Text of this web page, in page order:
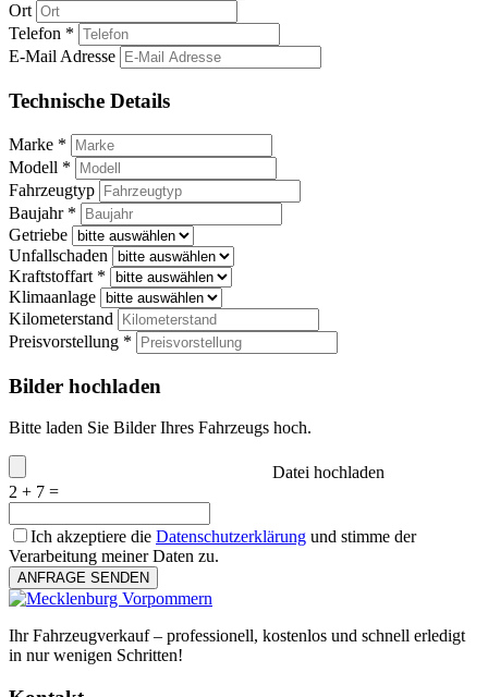
Ort
Telefon *
E-Mail Adresse
Technische Details
Marke *
Modell *
Fahrzeugtyp
Baujahr *
Getriebe
Unfallschaden
Kraftstoffart *
Klimaanlage
Kilometerstand
Preisvorstellung *
Bilder hochladen
Bitte laden Sie Bilder Ihres Fahrzeugs hoch.
Datei hochladen
2 + 7 =
Ich akzeptiere die Datenschutzerklärung und stimme der
Verarbeitung meiner Daten zu.
ANFRAGE SENDEN
Ihr Fahrzeugverkauf – professionell, kostenlos und schnell erledigt
in nur wenigen Schritten!